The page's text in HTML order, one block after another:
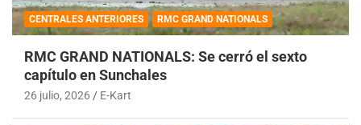
CENTRALES ANTERIORES RMC GRAND NATIONALS
RMC GRAND NATIONALS: Se cerró el sexto
capítulo en Sunchales
26 julio, 2026 E-Kart